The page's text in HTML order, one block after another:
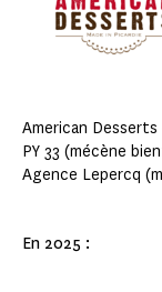
American
PY 33 (mécène
Agence Lepercq
En 2025 :